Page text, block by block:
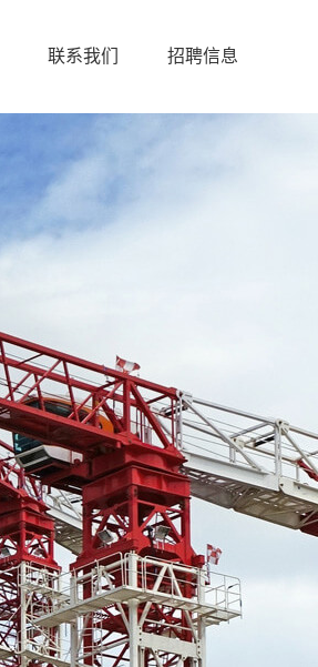
联系我们 招聘信息